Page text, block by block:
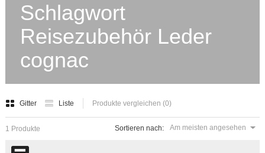
Schlagwort
Reisezubehör Leder
cognac
Gitter Liste Produkte vergleichen (0)
Sortieren nach: Am meisten angesehen
1 Produkte